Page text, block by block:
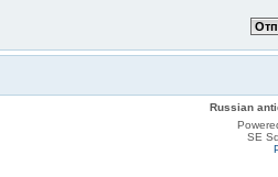
Russian
SE